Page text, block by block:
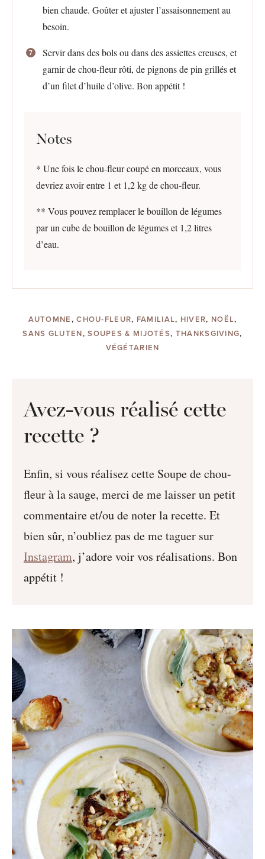
bien chaude. Goûter et ajuster l’assaisonnement au
besoin.
Servir dans des bols ou dans des assiettes creuses, et
garnir de chou-fleur rôti, de pignons de pin grillés et
d’un filet d’huile d’olive. Bon appétit !
Notes
* Une fois le chou-fleur coupé en morceaux, vous
devriez avoir entre 1 et 1,2 kg de chou-fleur.
** Vous pouvez remplacer le bouillon de légumes
par un cube de bouillon de légumes et 1,2 litres
d’eau.
AUTOMNE,CHOU-FLEUR, FAMILIAL, HIVER, NOËL,
SANS GLUTEN,SOUPES & MIJOTÉS, THANKSGIVING,
VÉGÉTARIEN
Avez-vous réalisé cette
recette ?
Enfin, si vous réalisez cette Soupe de chou-
fleur à la sauge, merci de me laisser un petit
commentaire et/ou de noter la recette. Et
bien sûr, n’oubliez pas de me taguer sur
Instagram, j’adore voir vos réalisations. Bon
appétit !